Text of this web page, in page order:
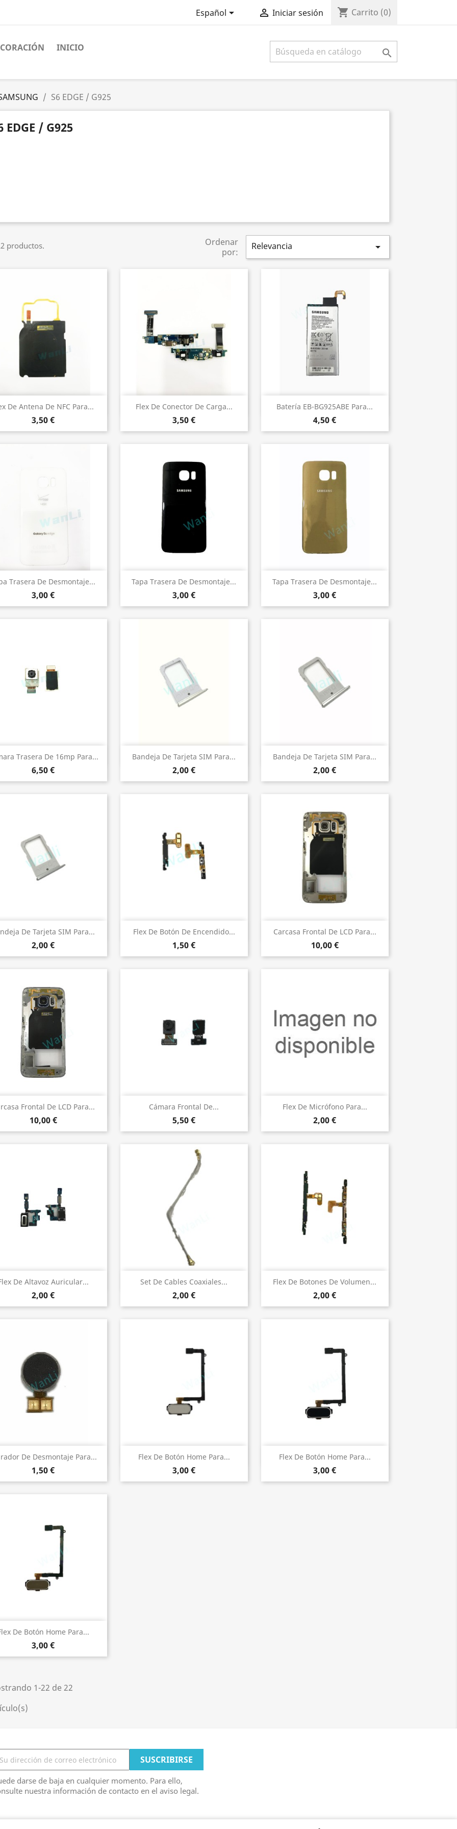
Español  Iniciar sesión shopping_cart Carrito (0)
INICIO 
S6 EDGE / G925
EDGE / G925
productos.
Ordenar
por:
Relevancia 
De Antena De NFC Para...
3,50 €
Vista rápida Flex De Conector De Carga...
3,50 €
Vista rápida Batería EB-BG925ABE Para...
4,50 €
Vista rápida
Trasera De Desmontaje...
3,00 €
Vista rápida Tapa Trasera De Desmontaje...
3,00 €
Vista rápida Tapa Trasera De Desmontaje...
3,00 €
Vista rápida
Trasera De 16mp Para...
6,50 €
Vista rápida Bandeja De Tarjeta SIM Para...
2,00 €
Vista rápida Bandeja De Tarjeta SIM Para...
2,00 €
Vista rápida
De Tarjeta SIM Para...
2,00 €
Vista rápida Flex De Botón De Encendido...
1,50 €
Vista rápida Carcasa Frontal De LCD Para...
10,00 €
Vista rápida
Frontal De LCD Para...
10,00 €
Vista rápida Cámara Frontal De...
5,50 €
Vista rápida Flex De Micrófono Para...
2,00 €
Vista rápida
De Altavoz Auricular...
2,00 €
Vista rápida Set De Cables Coaxiales...
2,00 €
Vista rápida Flex De Botones De Volumen...
2,00 €
Vista rápida
De Desmontaje Para...
1,50 €
Vista rápida Flex De Botón Home Para...
3,00 €
Vista rápida Flex De Botón Home Para...
3,00 €
Vista rápida
De Botón Home Para...
3,00 €
Vista rápida
1-22 de 22
darse de baja en cualquier momento. Para ello,
nuestra información de contacto en el aviso legal.